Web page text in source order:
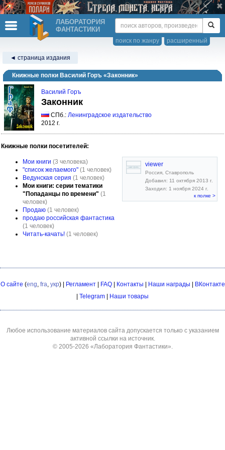
ЛАБОРАТОРИЯ
ФАНТАСТИКИ
расширенный
поиск по жанру
◄ страница издания
Книжные полки Василий Горъ «Законник»
Василий Горъ
Законник
СПб.: Ленинградское издательство
2012 г.
Книжные полки посетителей:
Мои книги (3 человека)
"список желаемого" (1 человек)
Ведунская серия (1 человек)
Мои книги: серии тематики
"Попаданцы по времени" (1
человек)
Продаю (1 человек)
продаю российская фантастика
(1 человек)
Читать-качать! (1 человек)
viewer
Россия, Ставрополь
Добавил: 11 октября 2013 г.
Заходил: 1 ноября 2024 г.
к полке >
О сайте (eng, fra, укр) | Регламент| FAQ| Контакты Наши награды
ВКонтакте
Telegram Наши товары
Любое использование материалов сайта допускается только с указанием
активной ссылки на источник.
© 2005-2026 «Лаборатория Фантастики».